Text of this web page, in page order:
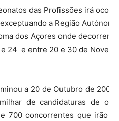
das Profissões irá
a Região
dos Açores onde decorrerá
24 e entre 20 e 30 de
a 20 de Outubro de
de candidaturas de
700 concorrentes que irão